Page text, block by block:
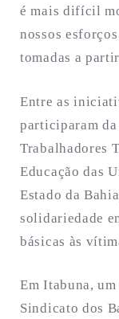
é mais difícil
nossos
tomadas a
Entre as
participaram
Trabalhadores
Educação das
Estado da
solidariedade
básicas às
Em Itabuna,
Sindicato dos